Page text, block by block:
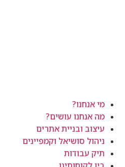
מי אנחנו?
מה אנחנו עושים?
עיצוב ובניית אתרים
ניהול סושיאל וקמפיינים
תיק עבודות